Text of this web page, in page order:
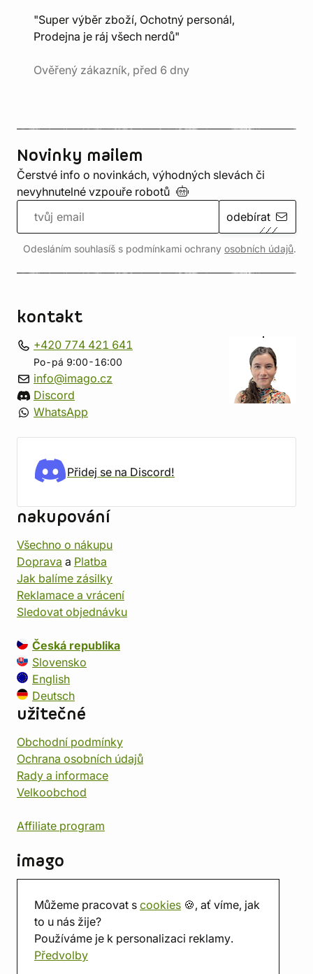
Můžeme pracovat s cookies 🍪, ať víme, jak
to u nás žije?
Používáme je k personalizaci reklamy.
Předvolby
"Super výběr zboží, Ochotný personál,
Prodejna je ráj všech nerdů"
Ověřený zákazník, před 6 dny
Novinky mailem
Čerstvé info o novinkách, výhodných slevách či
nevyhnutelné vzpouře robotů
odebírat
Odesláním souhlasíš s podmínkami ochrany osobních údajů.
kontakt
+420 774 421 641
Po-pá 9:00-16:00
info@imago.cz
Discord
WhatsApp
Přidej se na Discord!
nakupování
Všechno o nákupu
Doprava a Platba
Jak balíme zásilky
Reklamace a vrácení
Sledovat objednávku
Česká republika
Slovensko
English
Deutsch
užitečné
Obchodní podmínky
Ochrana osobních údajů
Rady a informace
Velkoobchod
Affiliate program
imago
Prodejna
Herna
O nás
Hodnocení obchodu